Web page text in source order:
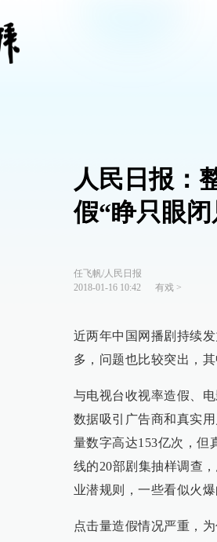
人民日报：
假“睁只眼闭
任飞帆/人民日报
2018-01-16 10:42
有戏>
近两年中国网播剧持续
多，问题也比较突出，
与电视台收视率造假、
数据吸引广告商和真实
量数字高达153亿次，但
线的20部剧集抽样调查
业潜规则，一些看似火
点击量造假情况严重，